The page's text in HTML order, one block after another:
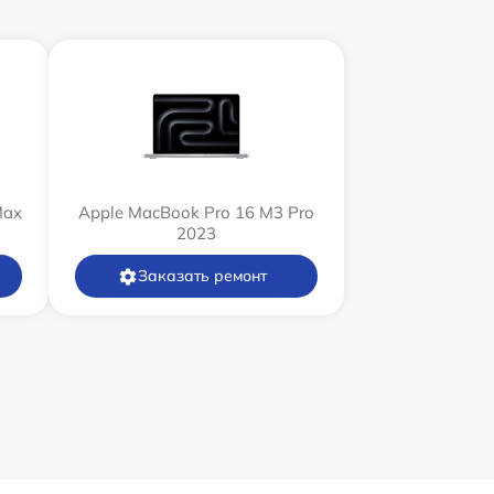
Apple MacBook Pro 16 M3 Pro
2023
Заказать ремонт